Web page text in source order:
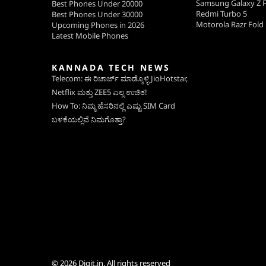
Best Phones Under 20000
Best Phones Under 30000
Upcoming Phones in 2026
Latest Mobile Phones
Samsung Galaxy Z
Redmi Turbo 5
Motorola Razr Fold
KANNADA TECH NEWS
Telecom: ಈ ರಿಚಾರ್ಜ್ ಮಾಡ್ಕೊಳ್ಳಿ JioHotstar,
Netflix ಮತ್ತು ZEE5 ಎಲ್ಲ ಉಚಿತ!
How To: ನಿಮ್ಮ ಹೆಸರಿನಲ್ಲಿ ಎಷ್ಟು SIM Card
ಬಳಕೆಯಲ್ಲಿವೆ ನಿಮಗೊತ್ತಾ?
© 2026 Digit.in, All rights reserved